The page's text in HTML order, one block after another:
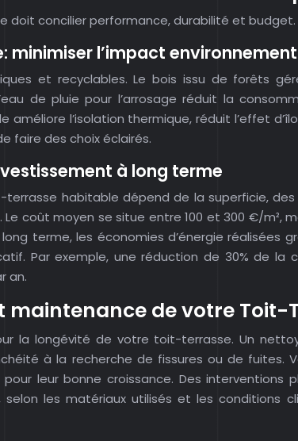
doit concilier performance, durabilité et budget.
minimiser l’impact
et recyclables. Le bois issu de forêts
de pluie pour l’arrosage réduit la
améliore l’isolation thermique, réduit l’effet
faire des choix éclairés.
à long terme
habitable dépend de la superficie,
coût moyen se situe entre 100 et 300 €/m²,
terme, les économies d’énergie
Par exemple, une réduction de 30% de
an.
maintenance de votre Toit-
la longévité de votre toit-terrasse. Un
à la recherche de fissures ou de
leur bonne croissance. Des
les matériaux utilisés et les conditions